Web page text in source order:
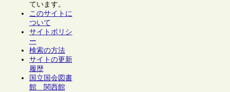
ています。
このサイトに
ついて
サイトポリシ
ー
検索の方法
サイトの更新
履歴
国立国会図書
館 関西館